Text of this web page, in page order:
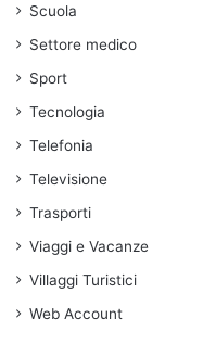
Scuola
Settore medico
Sport
Tecnologia
Telefonia
Televisione
Trasporti
Viaggi e Vacanze
Villaggi Turistici
Web Account